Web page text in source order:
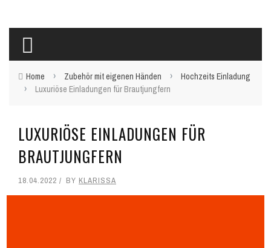
Home › Zubehör mit eigenen Händen › Hochzeits Einladung
› Luxuriöse Einladungen für Brautjungfern
LUXURIÖSE EINLADUNGEN FÜR
BRAUTJUNGFERN
18.04.2022 BY KLARISSA